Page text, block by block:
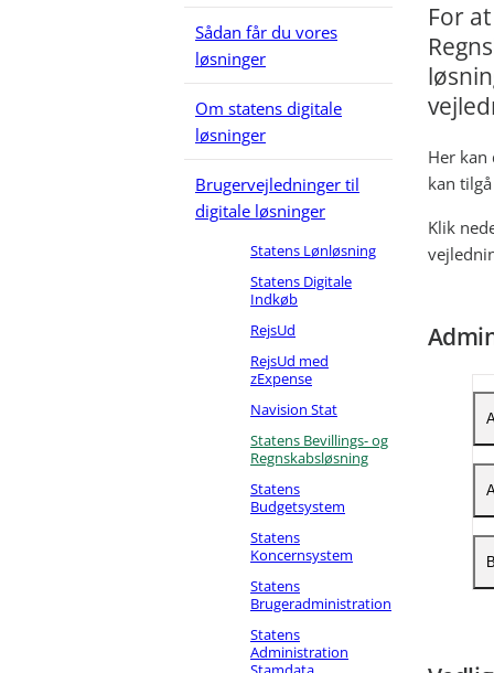
Sådan får du vores
løsninger
Om statens digitale
løsninger
Brugervejledninger til
digitale løsninger
Statens Lønløsning
Statens Digitale
Indkøb
RejsUd
RejsUd med
zExpense
Navision Stat
Statens Bevillings- og
Regnskabsløsning
Statens
Budgetsystem
Statens
Koncernsystem
Statens
Brugeradministration
Statens
Administration
For
Her kan
kan
Klik